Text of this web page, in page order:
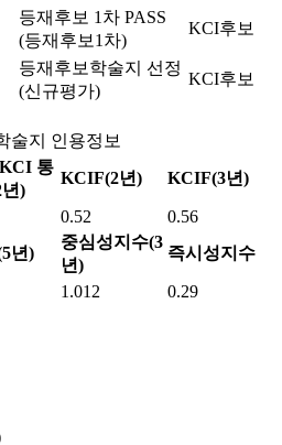
등재후보 1차 PASS
(등재후보1차)
KCI후보
등재후보학술지 선정
(신규평가)
KCI후보
술지 인용정보
통
)
KCIF(2년) KCIF(3년)
0.52
0.56
년)
중심성지수(3
년)
즉시성지수
1.012 0.29